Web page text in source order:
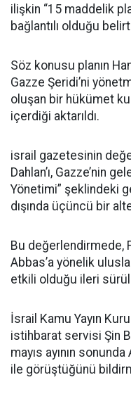
ilişkin “15 maddelik
bağlantılı olduğu
Söz konusu planın
Gazze Şeridi’ni
oluşan bir hükümet
içerdiği aktarıldı.
israil gazetesinin
Dahlan’ı, Gazze’nin
Yönetimi” şeklindeki
dışında üçüncü bir
Bu değerlendirmede,
Abbas’a yönelik
etkili olduğu ileri
İsrail Kamu Yayın
istihbarat servisi Şin
mayıs ayının
ile görüştüğünü